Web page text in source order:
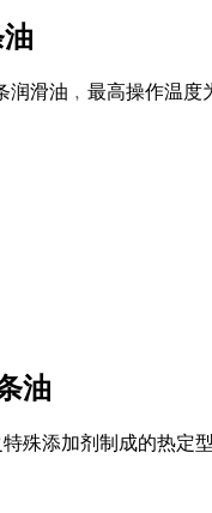
润滑油﹐最高操作温
油
殊添加剂制成的热